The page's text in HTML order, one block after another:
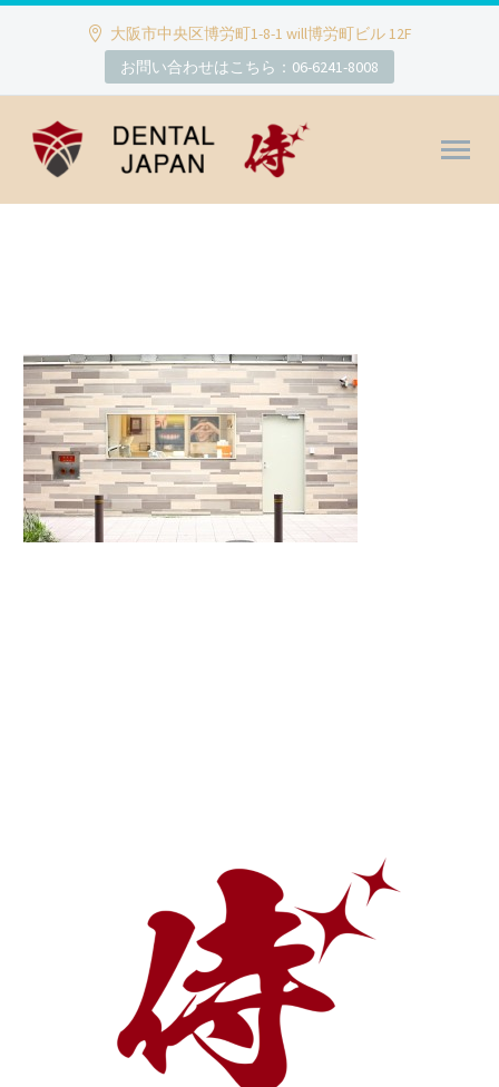
大阪市中央区博労町1-8-1 will博労町ビル 12F
お問い合わせはこちら：06-6241-8008